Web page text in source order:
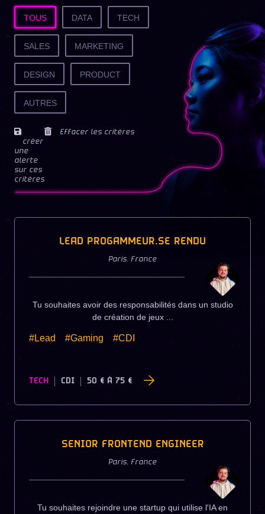
TOUS DATA TECH
SALES MARKETING
DESIGN PRODUCT
AUTRES
créer
une
alerte
sur ces
critères
Effacer les critères
LEAD PROGAMMEUR.SE RENDU
Paris, France
Tu souhaites avoir des responsabilités dans un studio
de création de jeux ...
#Lead #Gaming #CDI
TECH CDI 50 € À 75 €
SENIOR FRONTEND ENGINEER
Paris, France
Tu souhaites rejoindre une startup qui utilise l'IA en